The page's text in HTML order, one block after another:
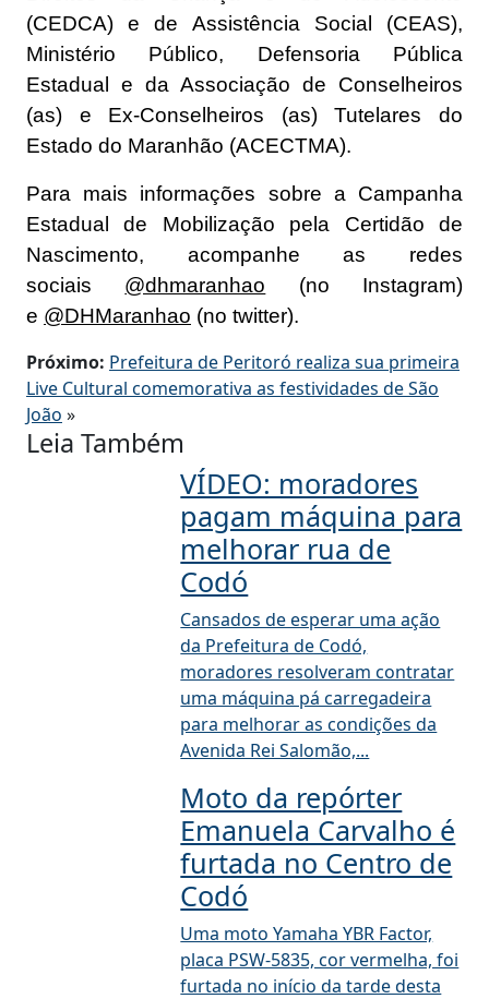
(CEDCA) e de Assistência Social (CEAS),
Ministério Público, Defensoria Pública
Estadual e da Associação de Conselheiros
(as) e Ex-Conselheiros (as) Tutelares do
Estado do Maranhão (ACECTMA).
Para mais informações sobre a Campanha
Estadual de Mobilização pela Certidão de
Nascimento, acompanhe as redes
sociais @dhmaranhao (no Instagram)
e @DHMaranhao (no twitter).
Próximo: Prefeitura de Peritoró realiza sua primeira
Live Cultural comemorativa as festividades de São
João »
Leia Também
VÍDEO: moradores
pagam máquina para
melhorar rua de
Codó
Cansados de esperar uma ação
da Prefeitura de Codó,
moradores resolveram contratar
uma máquina pá carregadeira
para melhorar as condições da
Avenida Rei Salomão,...
Moto da repórter
Emanuela Carvalho é
furtada no Centro de
Codó
Uma moto Yamaha YBR Factor,
placa PSW-5835, cor vermelha, foi
furtada no início da tarde desta